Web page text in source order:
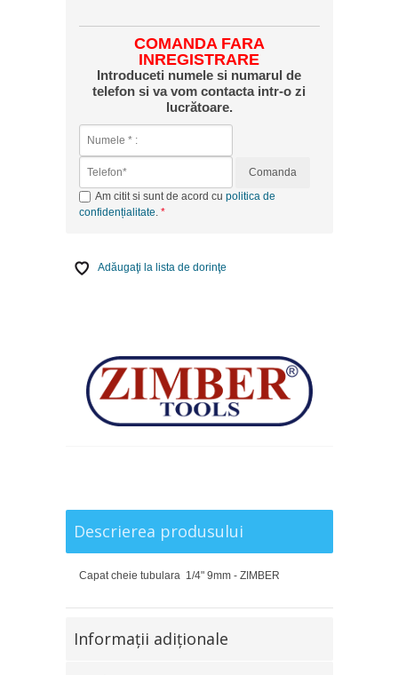
COMANDA FARA
INREGISTRARE
Introduceti numele si numarul de
telefon si va vom contacta intr-o zi
lucrătoare.
Comanda
Am citit si sunt de acord cu politica de
confidențialitate.
Adăugaţi la lista de dorinţe
Descrierea produsului
Capat cheie tubulara 1/4" 9mm - ZIMBER
Informaţii adiţionale